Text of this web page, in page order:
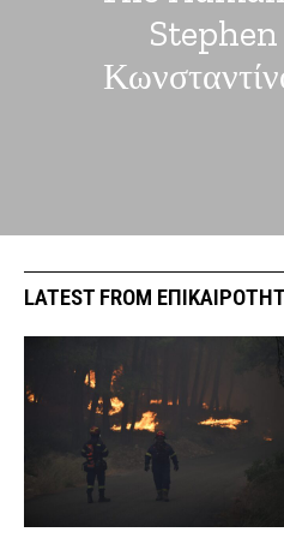
Stephen
LATEST FROM